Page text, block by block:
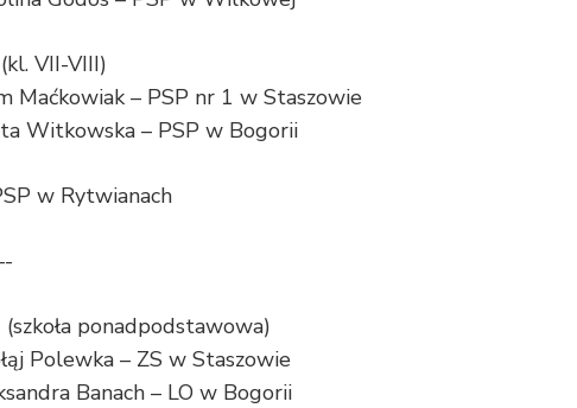
VII-VIII)
Maćkowiak – PSP nr 1 w Staszowie
Witkowska – PSP w Bogorii
w Rytwianach
(szkoła ponadpodstawowa)
Polewka – ZS w Staszowie
Banach – LO w Bogorii